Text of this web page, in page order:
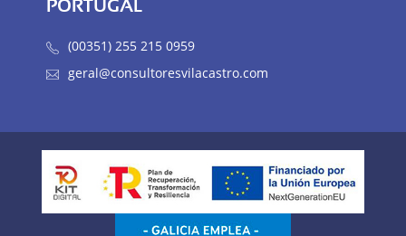
PORTUGAL
(00351) 255 215 0959
geral@consultoresvilacastro.com